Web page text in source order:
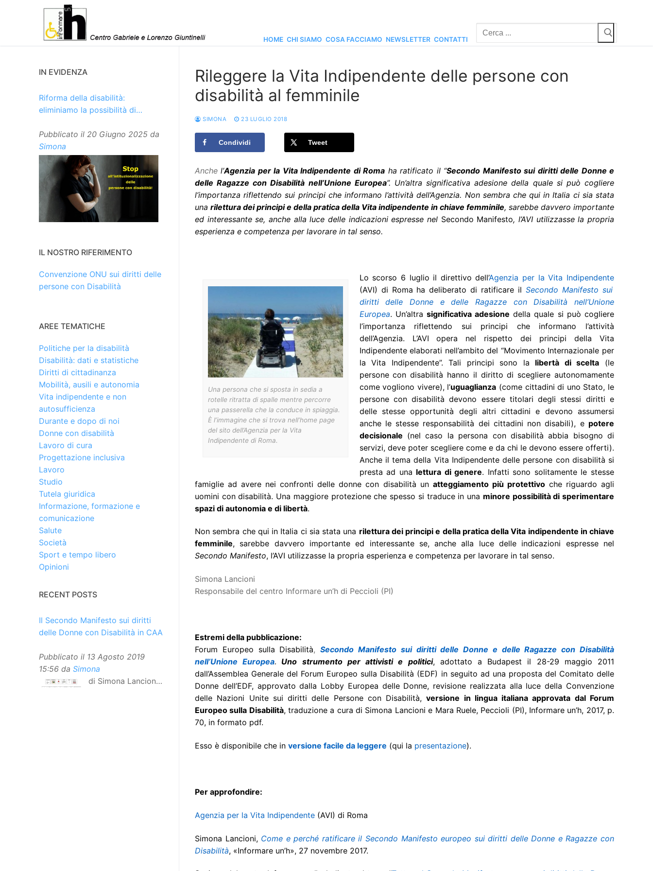
HOME CHI SIAMO COSA FACCIAMO NEWSLETTER CONTATTI
Cerca:
Rileggere la Vita Indipendente delle persone con
disabilità al femminile
SIMONA 23 LUGLIO 2018
Condividi Tweet
Anche l’Agenzia per la Vita Indipendente di Roma ha ratificato il “Secondo Manifesto sui diritti delle Donne e
delle Ragazze con Disabilità nell’Unione Europea”. Un’altra significativa adesione della quale si può cogliere
l’importanza riflettendo sui principi che informano l’attività dell’Agenzia. Non sembra che qui in Italia ci sia stata
una rilettura dei principi e della pratica della Vita indipendente in chiave femminile, sarebbe davvero importante
ed interessante se, anche alla luce delle indicazioni espresse nel Secondo Manifesto, l’AVI utilizzasse la propria
esperienza e competenza per lavorare in tal senso.
Una persona che si sposta in sedia a
rotelle ritratta di spalle mentre percorre
una passerella che la conduce in spiaggia.
È l’immagine che si trova nell’home page
del sito dell’Agenzia per la Vita
Indipendente di Roma.
Lo scorso 6 luglio il direttivo dell’Agenzia per la Vita Indipendente
(AVI) di Roma ha deliberato di ratificare ilSecondo Manifesto sui
diritti delle Donne e delle Ragazze con Disabilità nell’Unione
Europea. Un’altra significativa adesione della quale si può cogliere
l’importanza riflettendo sui principi che informano l’attività
dell’Agenzia. L’AVI opera nel rispetto dei principi della Vita
Indipendente elaborati nell’ambito del “Movimento Internazionale per
la Vita Indipendente”. Tali principi sono la libertà di scelta (le
persone con disabilità hanno il diritto di scegliere autonomamente
come vogliono vivere), l’uguaglianza (come cittadini di uno Stato, le
persone con disabilità devono essere titolari degli stessi diritti e
delle stesse opportunità degli altri cittadini e devono assumersi
anche le stesse responsabilità dei cittadini non disabili), e potere
decisionale (nel caso la persona con disabilità abbia bisogno di
servizi, deve poter scegliere come e da chi le devono essere offerti).
Anche il tema della Vita Indipendente delle persone con disabilità si
presta ad una lettura di genere. Infatti sono solitamente le stesse
famiglie ad avere nei confronti delle donne con disabilità un atteggiamento più protettivoche riguardo agli
uomini con disabilità. Una maggiore protezione che spesso si traduce in una minore possibilità di sperimentare
spazi di autonomia e di libertà.
Non sembra che qui in Italia ci sia stata una rilettura dei principi e della pratica della Vita indipendente in chiave
femminile, sarebbe davvero importante ed interessante se, anche alla luce delle indicazioni espresse nel
Secondo Manifesto, l’AVI utilizzasse la propria esperienza e competenza per lavorare in tal senso.
Simona Lancioni
Responsabile del centro Informare un’h di Peccioli (PI)
Estremi della pubblicazione:
Forum Europeo sulla Disabilità,Secondo Manifesto sui diritti delle Donne e delle Ragazze con Disabilità
nell’Unione Europea. Uno strumento per attivisti e politici, adottato a Budapest il 28-29 maggio 2011
dall’Assemblea Generale del Forum Europeo sulla Disabilità (EDF) in seguito ad una proposta del Comitato delle
Donne dell’EDF, approvato dalla Lobby Europea delle Donne, revisione realizzata alla luce della Convenzione
delle Nazioni Unite sui diritti delle Persone con Disabilità,versione in lingua italiana approvata dal Forum
Europeo sulla Disabilità, traduzione a cura di Simona Lancioni e Mara Ruele, Peccioli (PI), Informare un’h, 2017, p.
70, in formato pdf.
Esso è disponibile che in versione facile da leggere (qui la presentazione).
Per approfondire:
Agenzia per la Vita Indipendente (AVI) di Roma
Simona Lancioni, Come e perché ratificare il Secondo Manifesto europeo sui diritti delle Donne e Ragazze con
Disabilità, «Informare un’h», 27 novembre 2017.
IN EVIDENZA
Riforma della disabilità:
eliminiamo la possibilità di
Pubblicato il 20 Giugno 2025 da
Simona
IL NOSTRO RIFERIMENTO
Convenzione ONU sui diritti delle
persone con Disabilità
AREE TEMATICHE
Politiche per la disabilità
Disabilità: dati e statistiche
Diritti di cittadinanza
Mobilità, ausili e autonomia
Vita indipendente e non
autosufficienza
Durante e dopo di noi
Donne con disabilità
Lavoro di cura
Progettazione inclusiva
Lavoro
Studio
Tutela giuridica
Informazione, formazione e
comunicazione
Salute
Società
Sport e tempo libero
Opinioni
RECENT POSTS
Il Secondo Manifesto sui diritti
delle Donne con Disabilità in CAA
Pubblicato il 13 Agosto 2019
15:56 da Simona
di Simona Lancioni,